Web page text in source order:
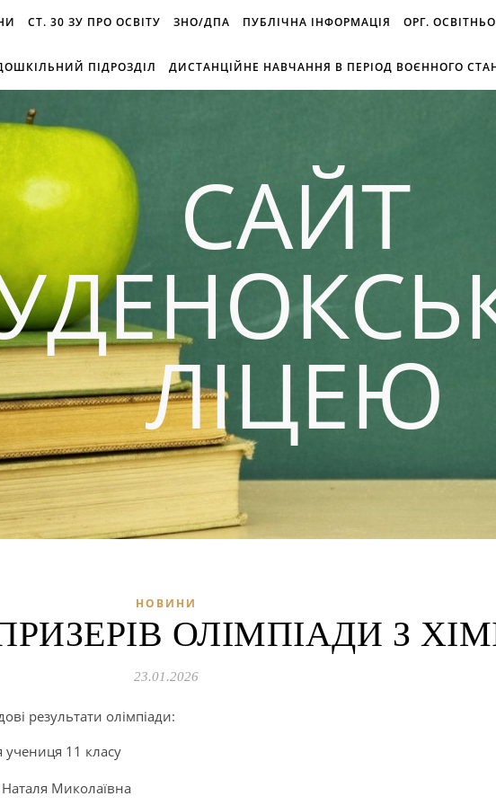
СТ. 30 ЗУ ПРО ОСВІТУ ЗНО/ДПА ПУБЛІЧНА ІНФОРМАЦІЯ ОРГ.
ПІДРОЗДІЛ ДИСТАНЦІЙНЕ НАВЧАННЯ В ПЕРІОД ВОЄННОГО
САЙТ
ЛІЦЕЮ
НОВИНИ
ОЛІМПІАДИ З
23.01.2026
результати олімпіади:
учениця 11 класу
Миколаївна